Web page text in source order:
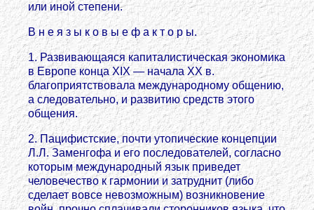
или иной степени.
В н е я з ы к о в ы е ф а к т о р ы.
1. Развивающаяся капиталистическая экономика
в Европе конца XIX — начала XX в.
благоприятствовала международному общению,
а следовательно, и развитию средств этого
общения.
2. Пацифистские, почти утопические концепции
Л.Л. Заменгофа и его последователей, согласно
которым международный язык приведет
человечество к гармонии и затруднит (либо
сделает вовсе невозможным) возникновение